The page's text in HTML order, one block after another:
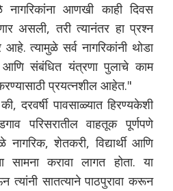
नागरिकांना आणखी काही दिवस
असली, तरी त्यानंतर हा प्रश्न
आहे. त्यामुळे सर्व नागरिकांनी थोडा
आणि संबंधित यंत्रणा पुलाचे काम
प्रयत्नशील आहेत."
पावसाळ्यात हिरण्यकेशी
परिसरातील वाहतूक पूर्णपणे
नागरिक, शेतकरी, विद्यार्थी आणि
सामना करावा लागत होता. या
त्यांनी सातत्याने पाठपुरावा करून